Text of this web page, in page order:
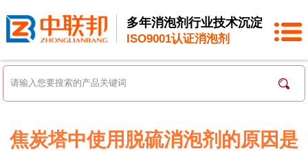
多年消泡剂行业技术沉淀
ISO9001认证消泡剂
焦炭塔中使用脱硫消泡剂的原因是